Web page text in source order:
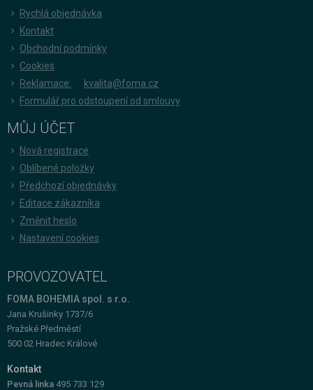
Rychlá objednávka
Kontakt
Obchodní podmínky
Cookies
Reklamace:
kvalita@foma.cz
Formulář pro odstoupení od smlouvy
MŮJ ÚČET
Nová registrace
Oblíbené položky
Předchozí objednávky
Editace zákazníka
Změnit heslo
Nastavení cookies
PROVOZOVATEL
FOMA BOHEMIA spol. s r.o.
Jana Krušinky 1737/6
Pražské Předměstí
500 02 Hradec Králové
Kontakt
Pevná linka 495 733 129